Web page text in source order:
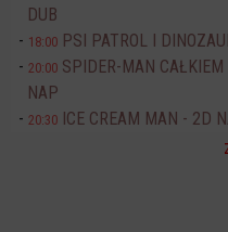
DUB
18:00 PSI PATROL I
20:00 SPIDER-MAN
NAP
20:30 ICE CREAM MAN - 2D